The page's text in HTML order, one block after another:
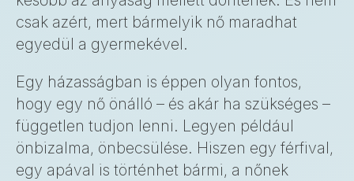
csak azért, mert bármelyik nő maradhat
egyedül a gyermekével.
Egy házasságban is éppen olyan fontos,
hogy egy nő önálló – és akár ha szükséges –
független tudjon lenni. Legyen például
önbizalma, önbecsülése. Hiszen egy férfival,
egy apával is történhet bármi, a nőnek